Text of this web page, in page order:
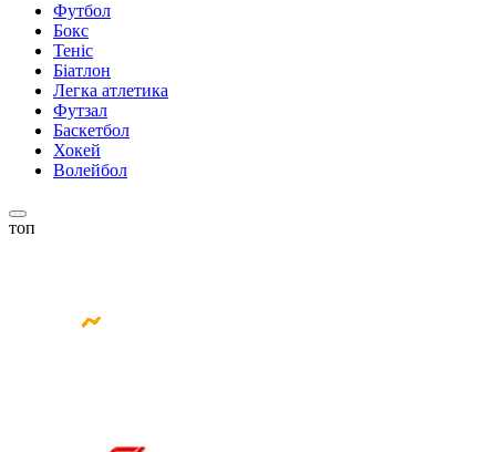
Футбол
Бокс
Теніс
Біатлон
Легка атлетика
Футзал
Баскетбол
Хокей
Волейбол
топ